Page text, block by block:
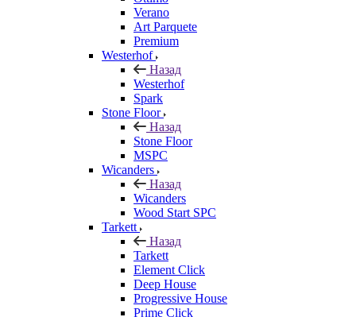
Verano
Art Parquete
Premium
Westerhof
Назад
Westerhof
Spark
Stone Floor
Назад
Stone Floor
MSPC
Wicanders
Назад
Wicanders
Wood Start SPC
Tarkett
Назад
Tarkett
Element Click
Deep House
Progressive House
Prime Click